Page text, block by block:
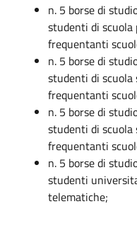
n. 5 borse di
studenti di
frequentanti
n. 5 borse di
studenti di scuola
frequentanti
n. 5 borse di
studenti di scuola
frequentanti
n. 5 borse di
studenti
telematiche;